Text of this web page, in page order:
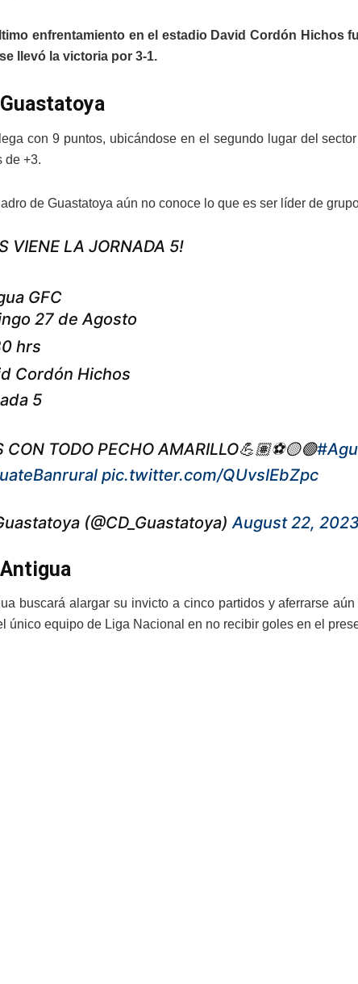
enfrentamiento en el estadio David Cordón Hichos
llevó la victoria por 3-1.
con 9 puntos, ubicándose en el segundo lugar del
de +3.
de Guastatoya aún no conoce lo que es ser líder de
VIENE LA JORNADA 5!
GFC
27 de Agosto
hrs
Cordón Hichos
5
CON TODO PECHO AMARILLO💪🏽⚽️🟡🟢
pic.twitter.com/QUvsIEbZpc
(@CD_Guastatoya) August 22, 2023
buscará alargar su invicto a cinco partidos y aferrarse
único equipo de Liga Nacional en no recibir goles en el